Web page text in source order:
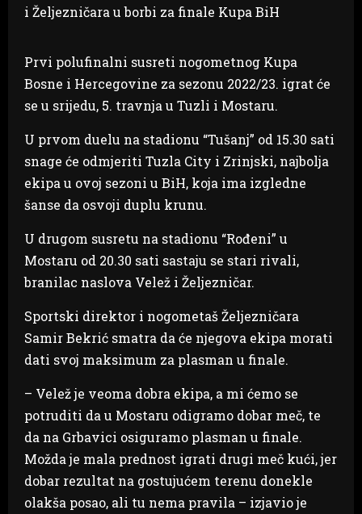
Prvi polufinalni susreti nogometnog Kupa
Bosne i Hercegovine za sezonu 2022/23. igrat će
se u srijedu, 5. travnja u Tuzli i Mostaru.
U prvom duelu na stadionu “Tušanj” od 15.30 sati
snage će odmjeriti Tuzla City i Zrinjski, najbolja
ekipa u ovoj sezoni u BiH, koja ima izgledne
šanse da osvoji duplu krunu.
U drugom susretu na stadionu “Rođeni” u
Mostaru od 20.30 sati sastaju se stari rivali,
branilac naslova Velež i Željezničar.
Sportski direktor i nogometaš Željezničara
Samir Bekrić smatra da će njegova ekipa morati
dati svoj maksimum za plasman u finale.
– Velež je veoma dobra ekipa, a mi ćemo se
potruditi da u Mostaru odigramo dobar meč, te
da na Grbavici osiguramo plasman u finale.
Možda je mala prednost igrati drugi meč kući, jer
dobar rezultat na gostujućem terenu donekle
olakša posao, ali tu nema pravila – izjavio je